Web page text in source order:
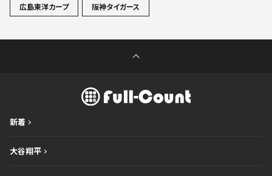
広島東洋カープ 阪神タイガース
新着
大谷翔平